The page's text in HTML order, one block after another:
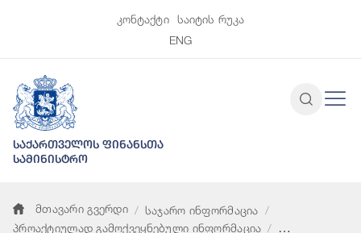
კონტაქტი
საიტის რუკა
ENG
საქართველოს ფინანსთა
სამინისტრო
მთავარი გვერდი
საჯარო ინფორმაცია
პროაქტიულად გამოქვეყნებული ინფორმაცია